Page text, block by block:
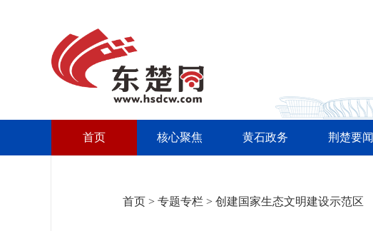
首页 核心聚焦 黄石政务 荆楚要闻
首页 > 专题专栏 > 创建国家生态文明建设示范区